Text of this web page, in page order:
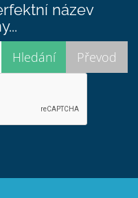
název